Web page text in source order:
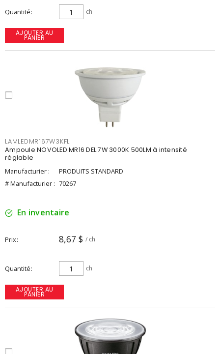
Quantité ch
AJOUTER AU
PANIER
LAMLEDMR167W3KFL
Ampoule NOVOLED MR16 DEL 7W 3000K 500LM à intensité
réglable
Manufacturier :
PRODUITS STANDARD
# Manufacturier : 70267
En inventaire
Prix 8,67 $ / ch
Quantité ch
AJOUTER AU
PANIER